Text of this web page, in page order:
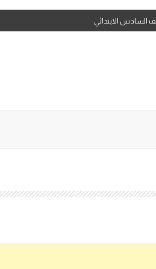
Skip
to
السادس الابتدائي